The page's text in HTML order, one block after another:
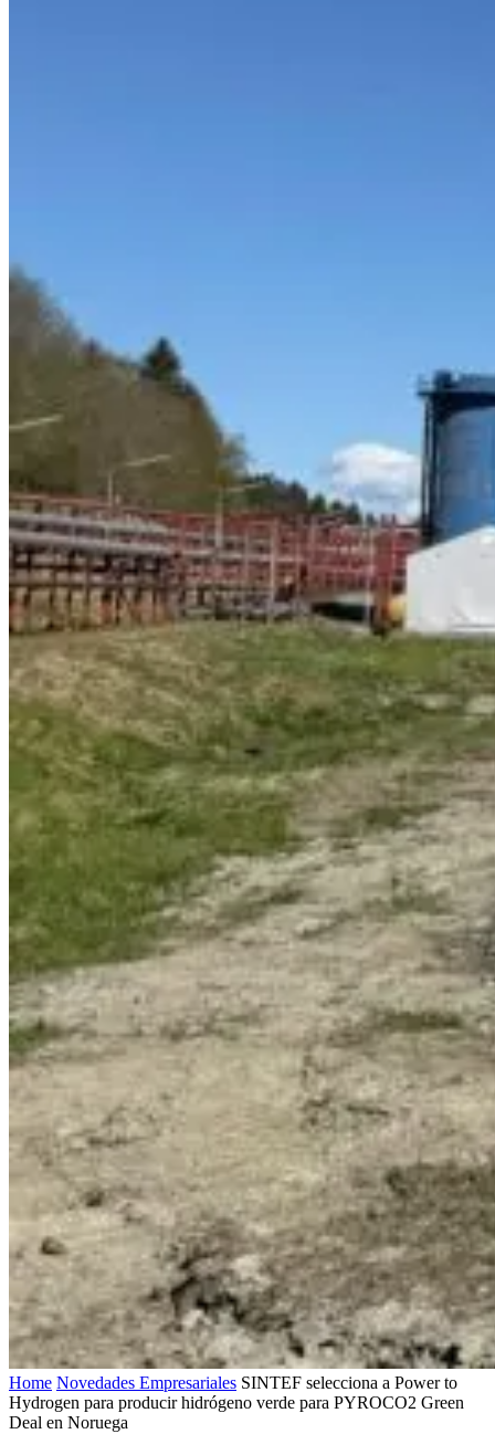
Home Novedades Empresariales SINTEF selecciona a Power to
Hydrogen para producir hidrógeno verde para PYROCO2 Green
Deal en Noruega